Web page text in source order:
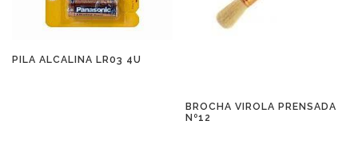
PILA ALCALINA LR03 4U
BROCHA VIROLA PRENSADA
Nº12